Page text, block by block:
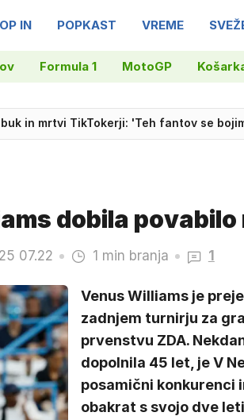
IN POPKAST VREME
Formula 1 MotoGP
in mrtvi TikTokerji: 'Teh fantov se
dobila povabilo
07.22 1 min branja 1
Venus Williams je
zadnjem turnirju za
prvenstvu ZDA.
dopolnila 45 let, je V
posamični konkurenci
obakrat s svojo dve